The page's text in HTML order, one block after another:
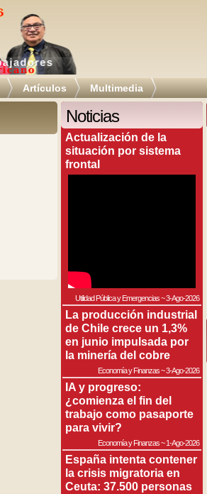
Artículos Multimedia
Noticias
Actualización de la
situación por sistema
frontal
Utilidad Pública y Emergencias~3-Ago-2026
La producción industrial
de Chile crece un 1,3%
en junio impulsada por
la minería del cobre
Economía y Finanzas~3-Ago-2026
IA y progreso:
¿comienza el fin del
trabajo como pasaporte
para vivir?
Economía y Finanzas~1-Ago-2026
España intenta contener
la crisis migratoria en
Ceuta: 37.500 personas